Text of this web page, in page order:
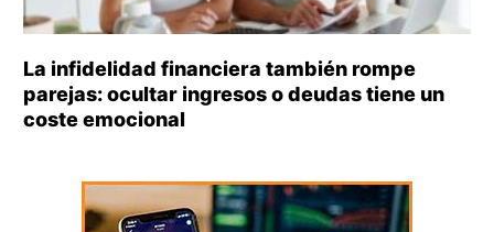
La infidelidad financiera también rompe
parejas: ocultar ingresos o deudas tiene un
coste emocional